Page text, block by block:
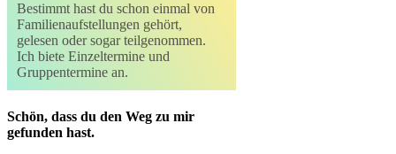
Bestimmt hast du schon einmal von
Familienaufstellungen gehört,
gelesen oder sogar teilgenommen.
Ich biete Einzeltermine und
Gruppentermine an.
Schön, dass du den Weg zu mir
gefunden hast.